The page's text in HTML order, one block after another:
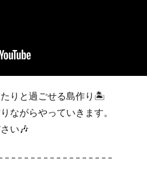
たりと過ごせる島作り🏝️
ながらやっていきます。
い🎶
– – – – – – – – – – – – – – – – –